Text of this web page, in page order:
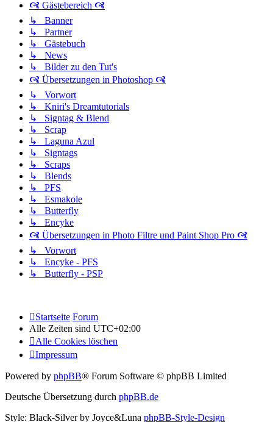
🙧 Gästebereich 🙧
↳ Banner
↳ Partner
↳ Gästebuch
↳ News
↳ Bilder zu den Tut's
🙧 Übersetzungen in Photoshop 🙧
↳ Vorwort
↳ Kniri's Dreamtutorials
↳ Signtag & Blend
↳ Scrap
↳ Laguna Azul
↳ Signtags
↳ Scraps
↳ Blends
↳ PFS
↳ Esmakole
↳ Butterfly
↳ Encyke
🙧 Übersetzungen in Photo Filtre und Paint Shop Pro 🙧
↳ Vorwort
↳ Encyke - PFS
↳ Butterfly - PSP
Startseite Forum
Alle Zeiten sind UTC+02:00
Alle Cookies löschen
Impressum
Powered by phpBB® Forum Software © phpBB Limited
Deutsche Übersetzung durch phpBB.de
Style: Black-Silver by Joyce&Luna phpBB-Style-Design